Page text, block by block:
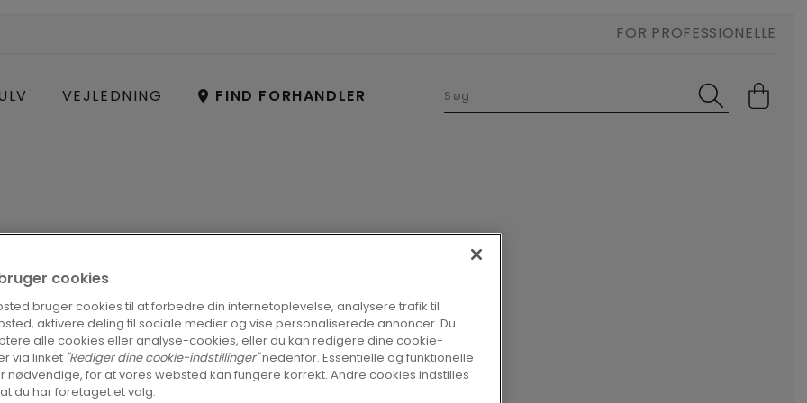
VEJLEDNING FIND FORHANDLER
FOR PROFESSIONELLE
GIV
cookies
bruger cookies til at forbedre din internetoplevelse, analysere trafik til
aktivere deling til sociale medier og vise personaliserede annoncer. Du
alle cookies eller analyse-cookies, eller du kan redigere dine cookie-
via linket "Rediger dine cookie-indstillinger"nedenfor. Essentielle og funktionelle
nødvendige, for at vores websted kan fungere korrekt. Andre cookies indstilles
du har foretaget et valg.